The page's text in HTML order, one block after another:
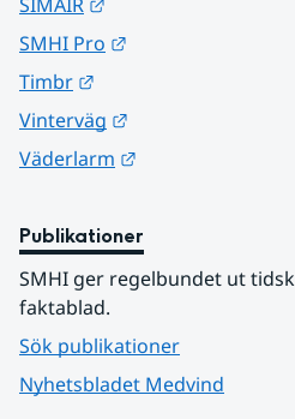
SMHI Pro
Timbr
Vinterväg
Väderlarm
Publikationer
SMHI ger regelbundet ut
faktablad.
Sök publikationer
Nyhetsbladet Medvind